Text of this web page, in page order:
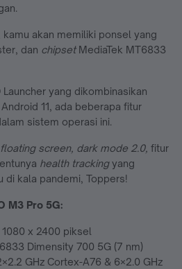
kamu akan memiliki ponsel yang
dan chipset MediaTek MT6833
yang dikombinasikan
11, ada beberapa fitur
sistem operasi ini.
screen, dark mode 2.0, fitur
health trackingyang
di kala pandemi, Toppers!
M3 Pro 5G:
1080 x 2400 piksel
Dimensity 700 5G (7 nm)
GHz Cortex-A76 & 6×2.0 GHz